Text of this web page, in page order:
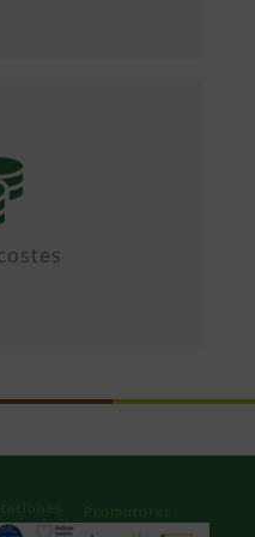
colaborativas y
Promotores